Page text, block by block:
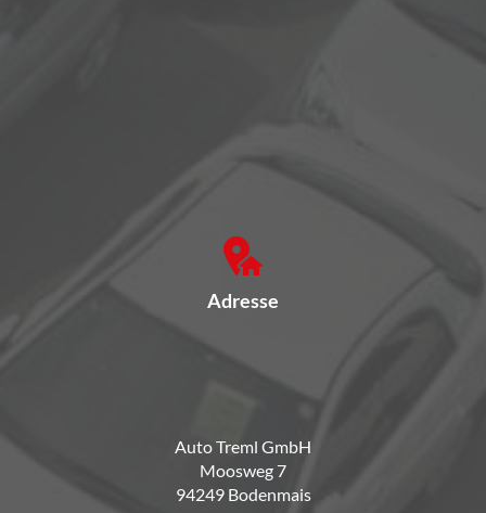
Adresse
Auto Treml GmbH
Moosweg 7
94249 Bodenmais